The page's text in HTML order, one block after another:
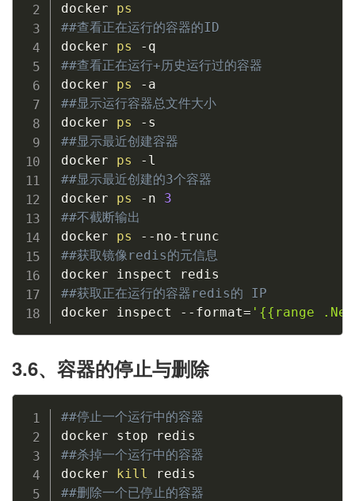
docker ps
##查看正在运行的容器的ID
docker ps
##查看正在运行+历史运行过的容器
docker ps
##显示运行容器总文件大小
docker ps
##显示最近创建容器
docker ps
##显示最近创建的3个容器
docker ps -n 3
##不截断输出
docker ps
##获取镜像redis的元信息
##获取正在运行的容器redis的 IP
docker inspect --format= '{{range
3.6、容器的停止与删除
##停止一个运行中的容器
##杀掉一个运行中的容器
docker
kill
##删除一个已停止的容器